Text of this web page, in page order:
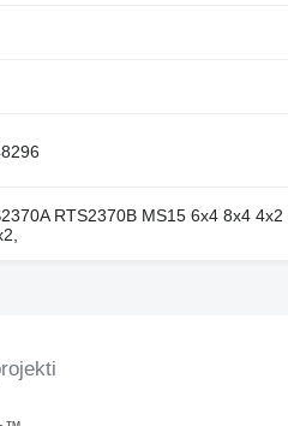
RTS2370B MS15 6x4 8x4 4x2 ,